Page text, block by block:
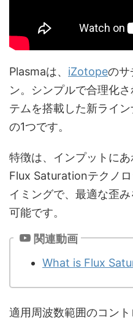
Plasmaは、 iZotopeのサ
ン。シンプルで合理化
テムを搭載した新ライ
の1つです。
特徴は、インプットに
Flux Saturationテクノ
イミングで、最適な歪
可能です。
関連動画
What is Flux
適用周波数範囲のコン